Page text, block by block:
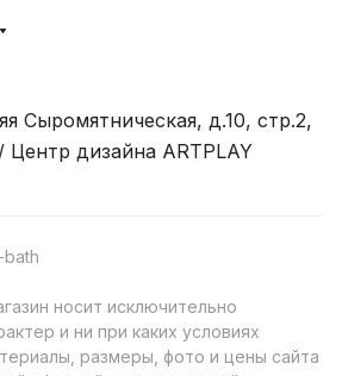
Сыромятническая, д.10, стр.2,
Центр дизайна ARTPLAY
носит исключительно
и ни при каких условиях
размеры, фото и цены сайта